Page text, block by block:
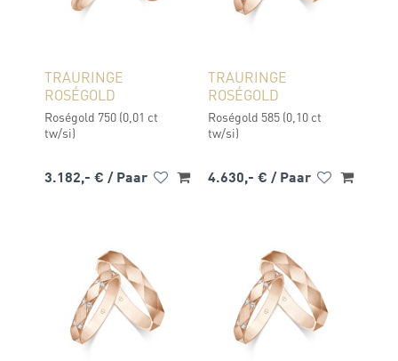
TRAURINGE
ROSÉGOLD
Roségold 750 (0,01 ct
tw/si)
3.182,- € / Paar
TRAURINGE
ROSÉGOLD
Roségold 585 (0,10 ct
tw/si)
4.630,- € / Paar